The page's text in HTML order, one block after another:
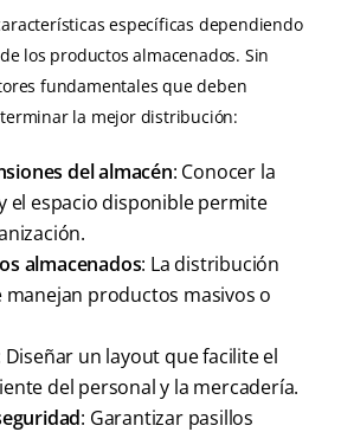
específicas dependiendo
los productos almacenados. Sin
fundamentales que deben
la mejor distribución:
del almacén: Conocer la
el espacio disponible permite
almacenados: La distribución
manejan productos masivos o
Diseñar un layout que facilite el
del personal y la mercadería.
: Garantizar pasillos